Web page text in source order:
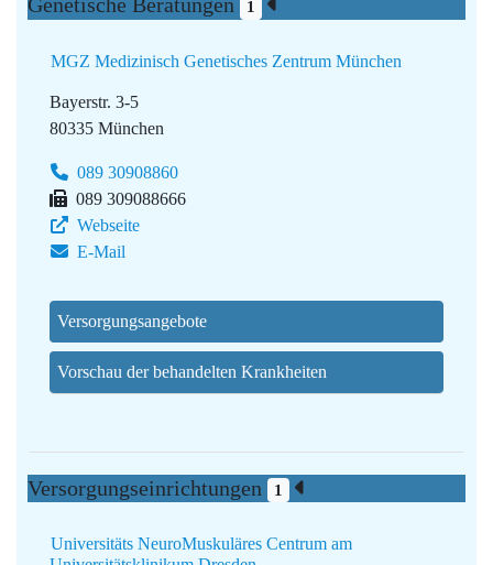
1
MGZ Medizinisch Genetisches Zentrum München
Bayerstr. 3-5
80335 München
089 30908860
089 309088666
Webseite
E-Mail
Versorgungsangebote
Vorschau der behandelten Krankheiten
Versorgungseinrichtungen 1
Universitäts NeuroMuskuläres Centrum am